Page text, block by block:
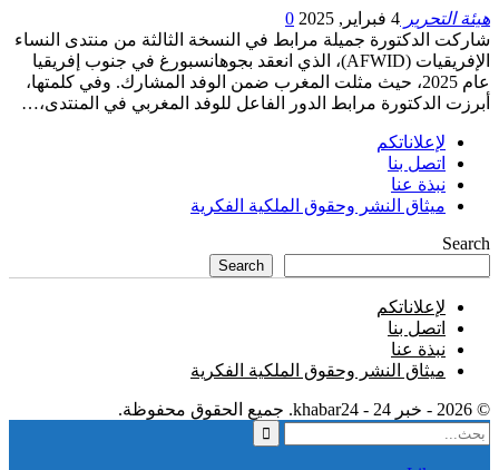
هيئة التحرير 4 فبراير, 2025
0
شاركت الدكتورة جميلة مرابط في النسخة الثالثة من منتدى النساء
الإفريقيات (AFWID)، الذي انعقد بجوهانسبورغ في جنوب إفريقيا
عام 2025، حيث مثلت المغرب ضمن الوفد المشارك. وفي كلمتها،
أبرزت الدكتورة مرابط الدور الفاعل للوفد المغربي في المنتدى،…
لإعلاناتكم
اتصل بنا
نبذة عنا
ميثاق النشر وحقوق الملكية الفكرية
Search
Search
لإعلاناتكم
اتصل بنا
نبذة عنا
ميثاق النشر وحقوق الملكية الفكرية
© 2026 - خبر 24 - khabar24. جميع الحقوق محفوظة.